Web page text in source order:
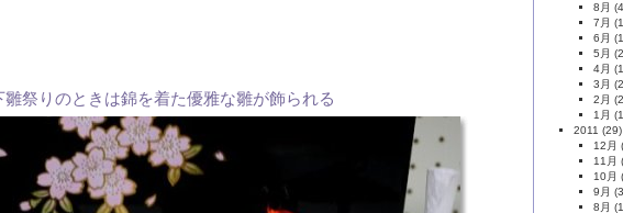
雛祭りのときは錦を着た優雅な雛が飾られる
8月
7月
6月
5月
4月
3月
2月
1月
2011 (29)
12月
11月
10月
9月
8月